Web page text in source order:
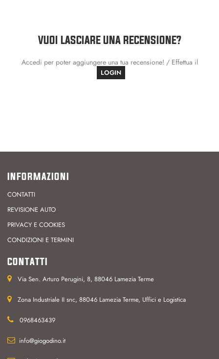
VUOI LASCIARE UNA RECENSIONE?
Accedi per poter aggiungere una tua recensione! / Effettua il
LOGIN
INFORMAZIONI
CONTATTI
REVISIONE AUTO
PRIVACY E COOKIES
CONDIZIONI E TERMINI
CONTATTI
Via Sen. Arturo Perugini, 8, 88046 Lamezia Terme
Zona Industriale II snc, 88046 Lamezia Terme, Uffici e Logistica
0968463439
info@giogodino.it